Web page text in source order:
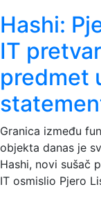
Hashi:
IT
predmet
Granica između
objekta danas je
Hashi, novi sušač
IT osmislio Pjero